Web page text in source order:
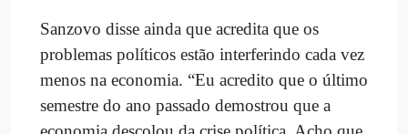
Sanzovo disse ainda que acredita que os
problemas políticos estão interferindo cada vez
menos na economia. “Eu acredito que o último
semestre do ano passado demostrou que a